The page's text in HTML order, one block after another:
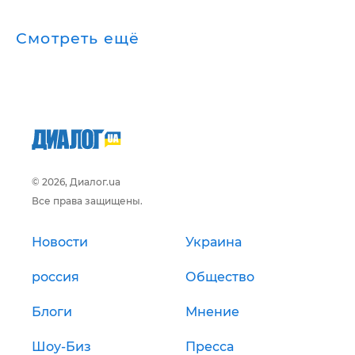
Смотреть ещё
© 2026, Диалог.ua
Все права защищены.
Новости Украина
россия Общество
Блоги Мнение
Шоу-Биз Пресса